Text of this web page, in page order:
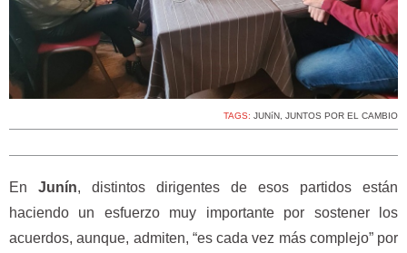
TAGS: JUNíN, JUNTOS POR EL CAMBIO
En Junín, distintos dirigentes de esos partidos están
haciendo un esfuerzo muy importante por sostener los
acuerdos, aunque, admiten, “es cada vez más complejo” por